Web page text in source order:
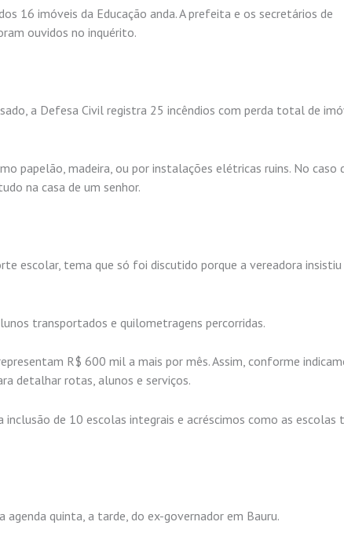
16 imóveis da Educação anda. A prefeita e os secretários de
ouvidos no inquérito.
a Defesa Civil registra 25 incêndios com perda total de
papelão, madeira, ou por instalações elétricas ruins. No caso
na casa de um senhor.
escolar, tema que só foi discutido porque a vereadora
transportados e quilometragens percorridas.
R$ 600 mil a mais por mês. Assim, conforme
detalhar rotas, alunos e serviços.
inclusão de 10 escolas integrais e acréscimos como as escolas
quinta, a tarde, do ex-governador em Bauru.